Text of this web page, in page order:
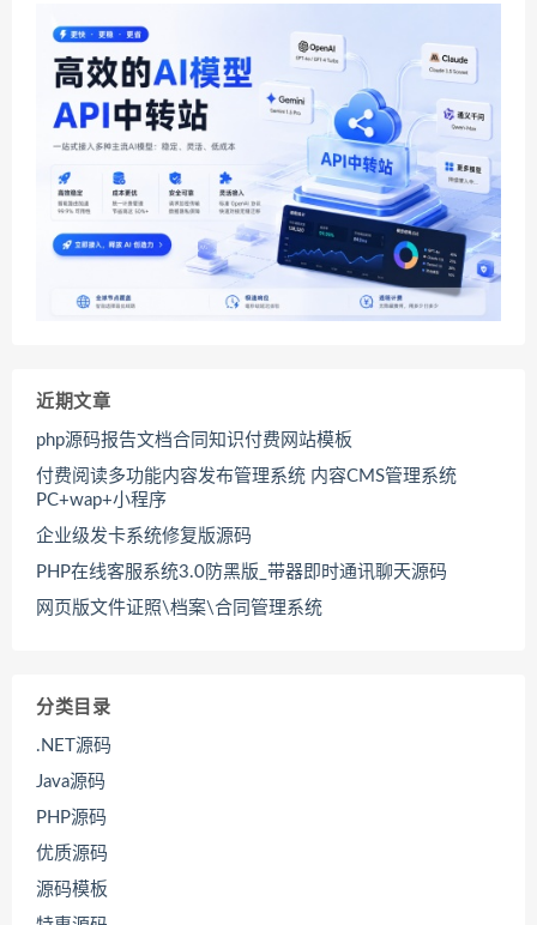
近期文章
php源码报告文档合同知识付费网站模板
付费阅读多功能内容发布管理系统 内容CMS管理系统
PC+wap+小程序
企业级发卡系统修复版源码
PHP在线客服系统3.0防黑版_带器即时通讯聊天源码
网页版文件证照\档案\合同管理系统
分类目录
.NET源码
Java源码
PHP源码
优质源码
源码模板